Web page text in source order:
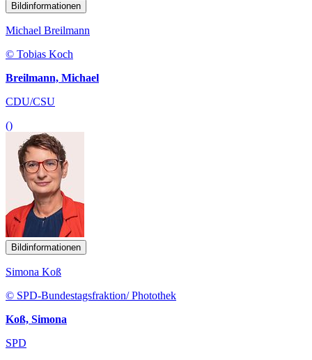
Bildinformationen
Michael Breilmann
© Tobias Koch
Breilmann, Michael
CDU/CSU
()
Bildinformationen
Simona Koß
© SPD-Bundestagsfraktion/ Photothek
Koß, Simona
SPD